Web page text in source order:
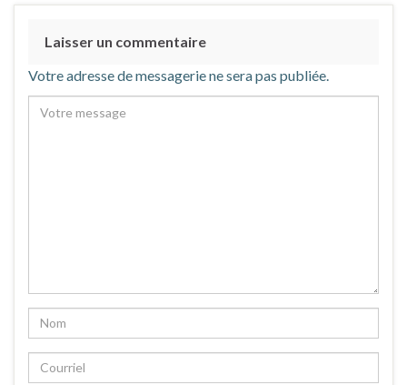
Laisser un commentaire
Votre adresse de messagerie ne sera pas publiée.